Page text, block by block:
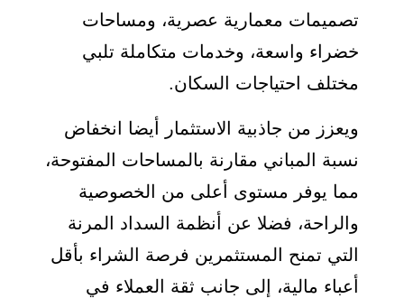
تصميمات معمارية عصرية، ومساحات
خضراء واسعة، وخدمات متكاملة تلبي
مختلف احتياجات السكان.
ويعزز من جاذبية الاستثمار أيضا انخفاض
نسبة المباني مقارنة بالمساحات المفتوحة،
مما يوفر مستوى أعلى من الخصوصية
والراحة، فضلا عن أنظمة السداد المرنة
التي تمنح المستثمرين فرصة الشراء بأقل
أعباء مالية، إلى جانب ثقة العملاء في